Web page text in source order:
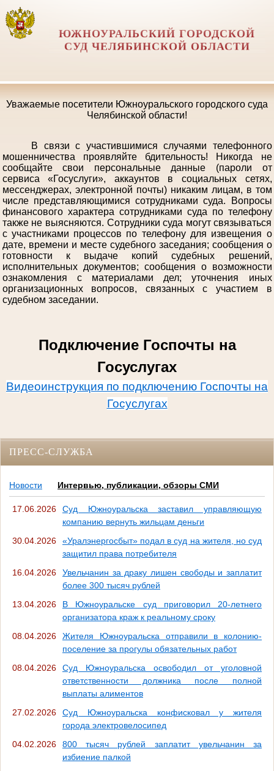
ЮЖНОУРАЛЬСКИЙ ГОРОДСКОЙ
СУД ЧЕЛЯБИНСКОЙ ОБЛАСТИ
Уважаемые посетители Южноуральского городского суда
Челябинской области!
В связи с участившимися случаями телефонного
мошенничества проявляйте бдительность! Никогда не
сообщайте свои персональные данные (пароли от
сервиса «Госуслуги», аккаунтов в социальных сетях,
мессенджерах, электронной почты) никаким лицам, в том
числе представляющимися сотрудниками суда. Вопросы
финансового характера сотрудниками суда по телефону
также не выясняются. Сотрудники суда могут связываться
с участниками процессов по телефону для извещения о
дате, времени и месте судебного заседания; сообщения о
готовности к выдаче копий судебных решений,
исполнительных документов; сообщения о возможности
ознакомления с материалами дел; уточнения иных
организационных вопросов, связанных с участием в
судебном заседании.
Подключение Госпочты на
Госуслугах
Видеоинструкция по подключению Госпочты на
Госуслугах
ПРЕСС-СЛУЖБА
Новости Интервью, публикации, обзоры СМИ
17.06.2026
Суд Южноуральска заставил управляющую
компанию вернуть жильцам деньги
30.04.2026
«Уралэнергосбыт» подал в суд на жителя, но суд
защитил права потребителя
16.04.2026
Увельчанин за драку лишен свободы и заплатит
более 300 тысяч рублей
13.04.2026
В Южноуральске суд приговорил 20-летнего
организатора краж к реальному сроку
08.04.2026
Жителя Южноуральска отправили в колонию-
поселение за прогулы обязательных работ
08.04.2026
Суд Южноуральска освободил от уголовной
ответственности должника после полной
выплаты алиментов
27.02.2026
Суд Южноуральска конфисковал у жителя
города электровелосипед
04.02.2026
800 тысяч рублей заплатит увельчанин за
избиение палкой